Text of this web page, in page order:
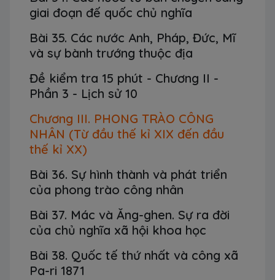
giai đoạn đế quốc chủ nghĩa
Bài 35. Các nước Anh, Pháp, Đức, Mĩ
và sự bành trướng thuộc địa
Đề kiểm tra 15 phút - Chương II -
Phần 3 - Lịch sử 10
Chương III. PHONG TRÀO CÔNG
NHÂN (Từ đầu thế kỉ XIX đến đầu
thế kỉ XX)
Bài 36. Sự hình thành và phát triển
của phong trào công nhân
Bài 37. Mác và Ăng-ghen. Sự ra đời
của chủ nghĩa xã hội khoa học
Bài 38. Quốc tế thứ nhất và công xã
Pa-ri 1871